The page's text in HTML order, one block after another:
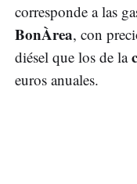
corresponde a las
BonÀrea, con
diésel que los de la
euros anuales.